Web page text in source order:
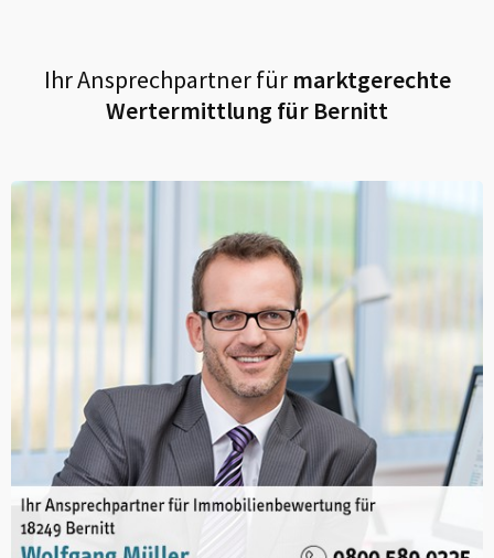
Ihr Ansprechpartner fürmarktgerechte
Wertermittlung für Bernitt